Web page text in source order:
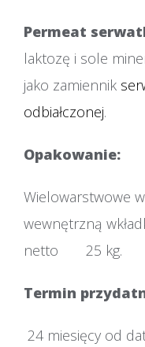
Permeat
laktozę i sole
jako zamiennik
odbiałczonej.
Wielowarstwowe
wewnętrzną
netto 25 kg.
Termin
24 miesięcy od